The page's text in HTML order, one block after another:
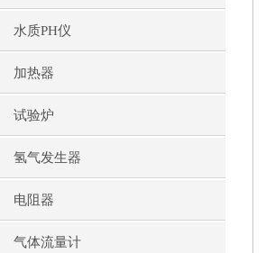
水质PH仪
加热器
试验炉
氢气发生器
电阻器
气体流量计